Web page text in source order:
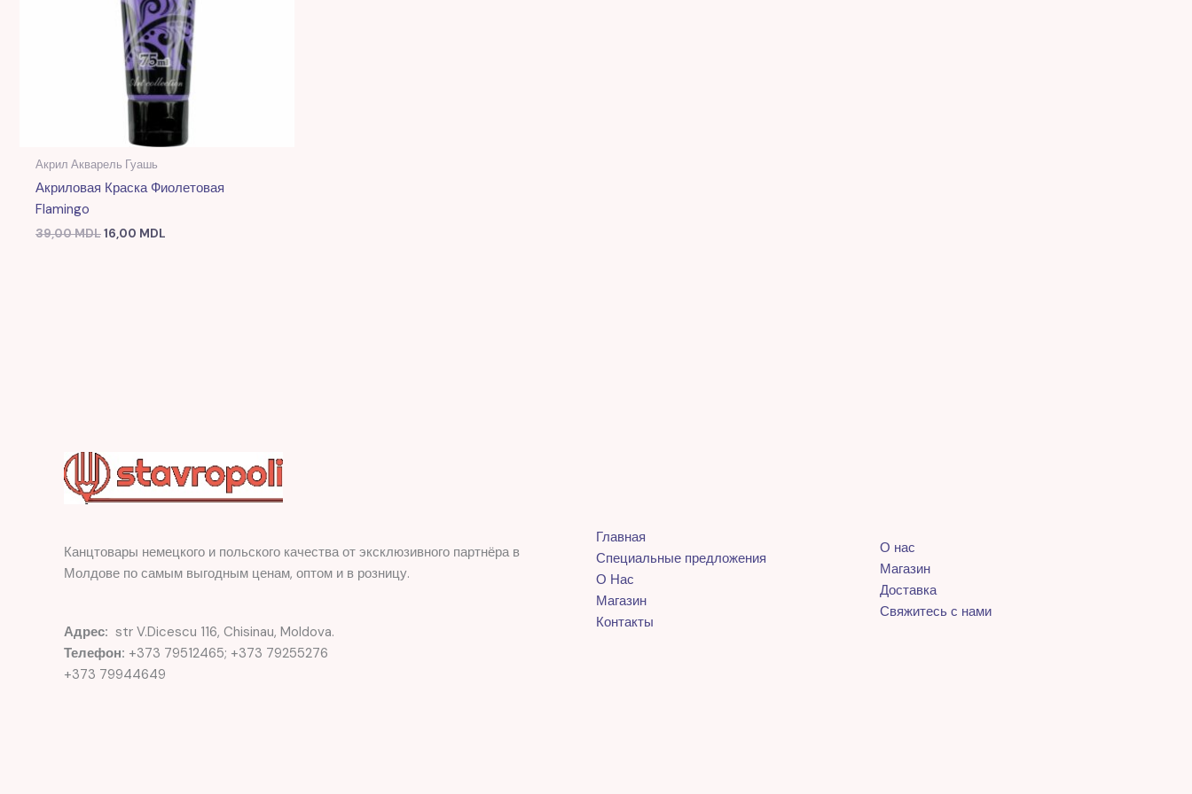
Акрил Акварель Гуашь
Акриловая Краска Фиолетовая
Flamingo
39,00MDL16,00 MDL
Канцтовары немецкого и польского качества от эксклюзивного партнёра в
Молдове по самым выгодным ценам, оптом и в розницу.
Адрес: str V.Dicescu 116, Chisinau, Moldova.
Телефон: +373 79512465; +373 79255276
+373 79944649
Главная
Специальные предложения
О Нас
Магазин
Контакты
О нас
Магазин
Доставка
Свяжитесь с нами